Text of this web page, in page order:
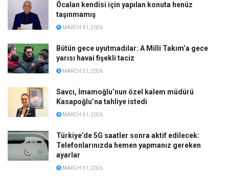
Öcalan kendisi için yapılan konuta henüz
taşınmamış
MARCH 31, 2026
Bütün gece uyutmadılar: A Milli Takım’a gece
yarısı havai fişekli taciz
MARCH 31, 2026
Savcı, İmamoğlu’nun özel kalem müdürü
Kasapoğlu’na tahliye istedi
MARCH 31, 2026
Türkiye’de 5G saatler sonra aktif edilecek:
Telefonlarınızda hemen yapmanız gereken
ayarlar
MARCH 31, 2026